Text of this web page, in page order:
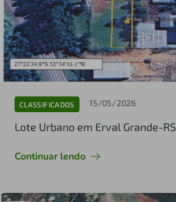
CLASSIFICADOS 15/05/2026
Lote Urbano em Erval Grande-RS
Continuar lendo